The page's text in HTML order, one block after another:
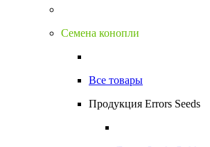
Семена конопли
Все товары
Продукция Errors Seeds